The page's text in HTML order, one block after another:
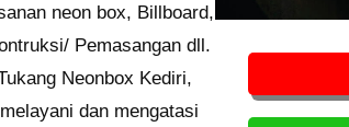
neon box, Billboard,
Pemasangan dll.
Neonbox Kediri,
dan mengatasi